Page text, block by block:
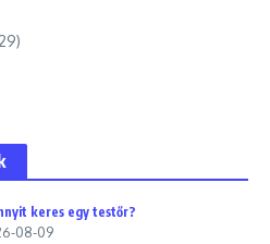
keres egy testőr?
08-09